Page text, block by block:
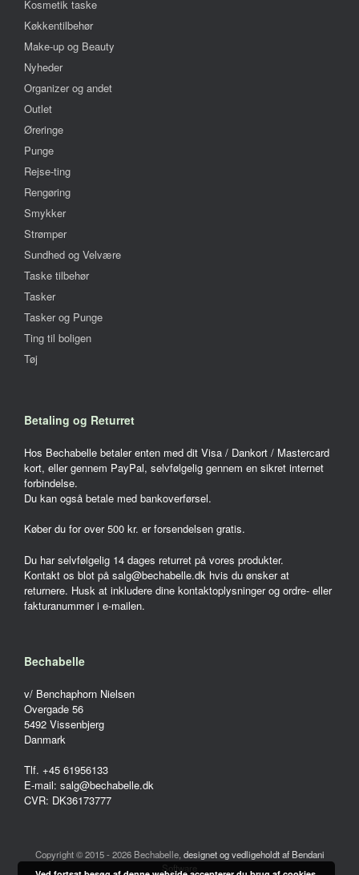
Kosmetik taske
Køkkentilbehør
Make-up og Beauty
Nyheder
Organizer og andet
Outlet
Øreringe
Punge
Rejse-ting
Rengøring
Smykker
Strømper
Sundhed og Velvære
Taske tilbehør
Tasker
Tasker og Punge
Ting til boligen
Tøj
Betaling og Returret
Hos Bechabelle betaler enten med dit Visa / Dankort / Mastercard
kort, eller gennem PayPal, selvfølgelig gennem en sikret internet
forbindelse.
Du kan også betale med bankoverførsel.
Køber du for over 500 kr. er forsendelsen gratis.
Du har selvfølgelig 14 dages returret på vores produkter.
Kontakt os blot på salg@bechabelle.dk hvis du ønsker at
returnere. Husk at inkludere dine kontaktoplysninger og ordre- eller
fakturanummer i e-mailen.
Bechabelle
v/ Benchaphorn Nielsen
Overgade 56
5492 Vissenbjerg
Danmark
Tlf. +45 61956133
E-mail: salg@bechabelle.dk
CVR: DK36173777
Copyright © 2015 - 2026 Bechabelle,designet og vedligeholdt af Bendani
Software